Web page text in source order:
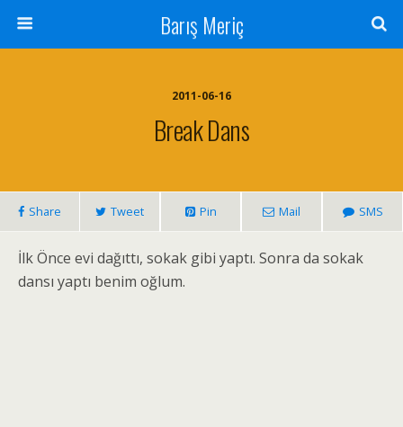
Barış Meriç
2011-06-16
Break Dans
Share Tweet Pin Mail SMS
İlk Önce evi dağıttı, sokak gibi yaptı. Sonra da sokak
dansı yaptı benim oğlum.